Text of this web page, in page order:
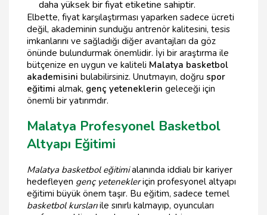
daha yüksek bir fiyat etiketine sahiptir.
Elbette, fiyat karşılaştırması yaparken sadece ücreti
değil, akademinin sunduğu antrenör kalitesini, tesis
imkanlarını ve sağladığı diğer avantajları da göz
önünde bulundurmak önemlidir. İyi bir araştırma ile
bütçenize en uygun ve kaliteli Malatya basketbol
akademisini bulabilirsiniz. Unutmayın, doğru spor
eğitimi almak, genç yeteneklerin geleceği için
önemli bir yatırımdır.
Malatya Profesyonel Basketbol
Altyapı Eğitimi
Malatya basketbol eğitimialanında iddialı bir kariyer
hedefleyen genç yetenekleriçin profesyonel altyapı
eğitimi büyük önem taşır. Bu eğitim, sadece temel
basketbol kurslarıile sınırlı kalmayıp, oyuncuları